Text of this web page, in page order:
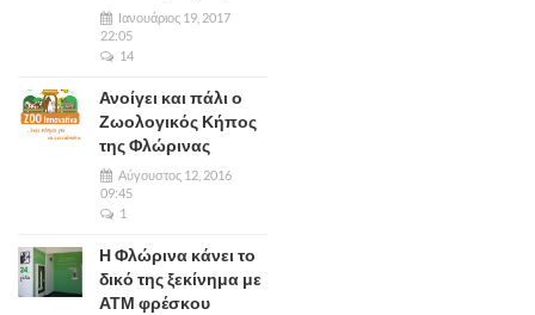
Ιανουάριος 19, 2017
22:05
14
Ανοίγει και πάλι ο
Ζωολογικός Κήπος
της Φλώρινας
Αύγουστος 12, 2016
09:45
1
Η Φλώρινα κάνει το
δικό της ξεκίνημα με
ΑΤΜ φρέσκου